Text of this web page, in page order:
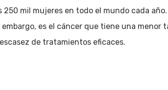
mil mujeres en todo el mundo cada año.
es el cáncer que tiene una menor
de tratamientos eficaces.